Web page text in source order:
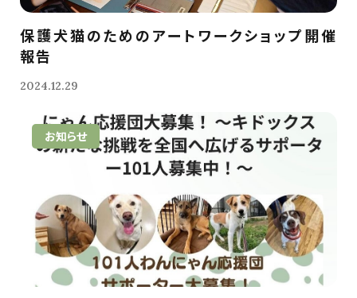
保護犬猫のためのアートワークショップ開催
報告
2024.12.29
お知らせ